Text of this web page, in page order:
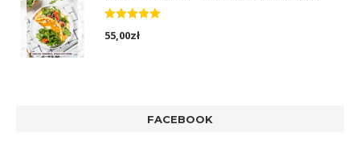
5.00na 5
55,00zł
FACEBOOK